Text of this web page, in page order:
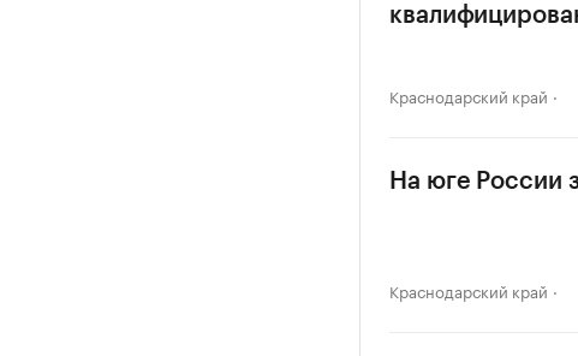
Краснодарский край
На юге России
Краснодарский край